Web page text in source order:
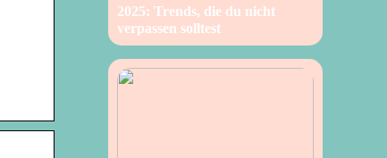
2025: Trends, die du nicht
verpassen solltest